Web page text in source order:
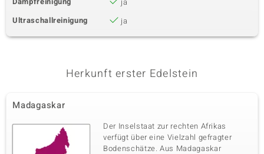
Ultraschallreinigung
ja
Herkunft erster Edelstein
Madagaskar
Der Inselstaat zur rechten Afrikas
verfügt über eine Vielzahl gefragter
Bodenschätze. Aus Madagaskar